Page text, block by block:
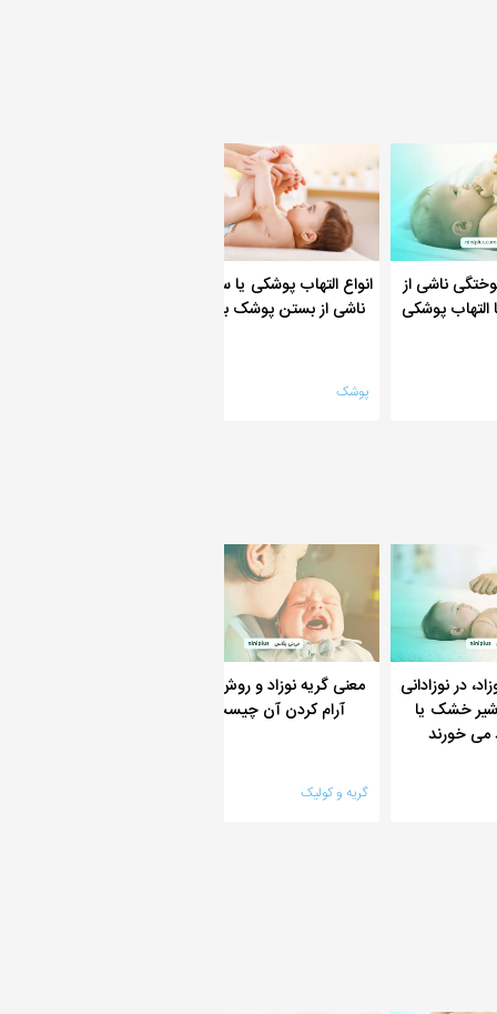
ناشی از
پوشکی
انواع التهاب پوشکی یا سوختگی
ناشی از بستن پوشک به نوزاد
پوشک
در نوزادانی
شیر خشک یا
می خورند
معنی گریه نوزاد و روش های
آرام کردن آن چیست؟
گریه و کولیک